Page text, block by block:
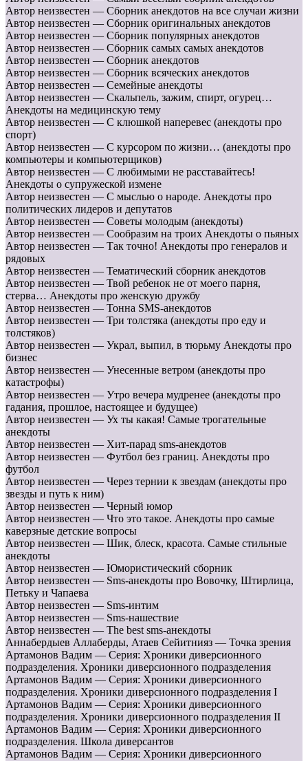
Автор неизвестен — Сборник анекдотов на все случаи жизни
Автор неизвестен — Сборник оригинальных анекдотов
Автор неизвестен — Сборник популярных анекдотов
Автор неизвестен — Сборник самых самых анекдотов
Автор неизвестен — Сборник анекдотов
Автор неизвестен — Сборник всяческих анекдотов
Автор неизвестен — Семейные анекдоты
Автор неизвестен — Скальпель, зажим, спирт, огурец…
Анекдоты на медицинскую тему
Автор неизвестен — С клюшкой наперевес (анекдоты про
спорт)
Автор неизвестен — С курсором по жизни… (анекдоты про
компьютеры и компьютерщиков)
Автор неизвестен — С любимыми не расставайтесь!
Анекдоты о супружеской измене
Автор неизвестен — С мыслью о народе. Анекдоты про
политических лидеров и депутатов
Автор неизвестен — Советы молодым (анекдоты)
Автор неизвестен — Сообразим на троих Анекдоты о пьяных
Автор неизвестен — Так точно! Анекдоты про генералов и
рядовых
Автор неизвестен — Тематический сборник анекдотов
Автор неизвестен — Твой ребенок не от моего парня,
стерва… Анекдоты про женскую дружбу
Автор неизвестен — Тонна SMS-анекдотов
Автор неизвестен — Три толстяка (анекдоты про еду и
толстяков)
Автор неизвестен — Украл, выпил, в тюрьму Анекдоты про
бизнес
Автор неизвестен — Унесенные ветром (анекдоты про
катастрофы)
Автор неизвестен — Утро вечера мудренее (анекдоты про
гадания, прошлое, настоящее и будущее)
Автор неизвестен — Ух ты какая! Самые трогательные
анекдоты
Автор неизвестен — Хит-парад sms-анекдотов
Автор неизвестен — Футбол без границ. Анекдоты про
футбол
Автор неизвестен — Через тернии к звездам (анекдоты про
звезды и путь к ним)
Автор неизвестен — Черный юмор
Автор неизвестен — Что это такое. Анекдоты про самые
каверзные детские вопросы
Автор неизвестен — Шик, блеск, красота. Самые стильные
анекдоты
Автор неизвестен — Юмористический сборник
Автор неизвестен — Sms-анекдоты про Вовочку, Штирлица,
Петьку и Чапаева
Автор неизвестен — Sms-интим
Автор неизвестен — Sms-нашествие
Автор неизвестен — The best sms-анекдоты
Аннабердыев Аллаберды, Атаев Сейитнияз — Точка зрения
Артамонов Вадим — Серия: Хроники диверсионного
подразделения. Хроники диверсионного подразделения
Артамонов Вадим — Серия: Хроники диверсионного
подразделения. Хроники диверсионного подразделения I
Артамонов Вадим — Серия: Хроники диверсионного
подразделения. Хроники диверсионного подразделения II
Артамонов Вадим — Серия: Хроники диверсионного
подразделения. Школа диверсантов
Артамонов Вадим — Серия: Хроники диверсионного